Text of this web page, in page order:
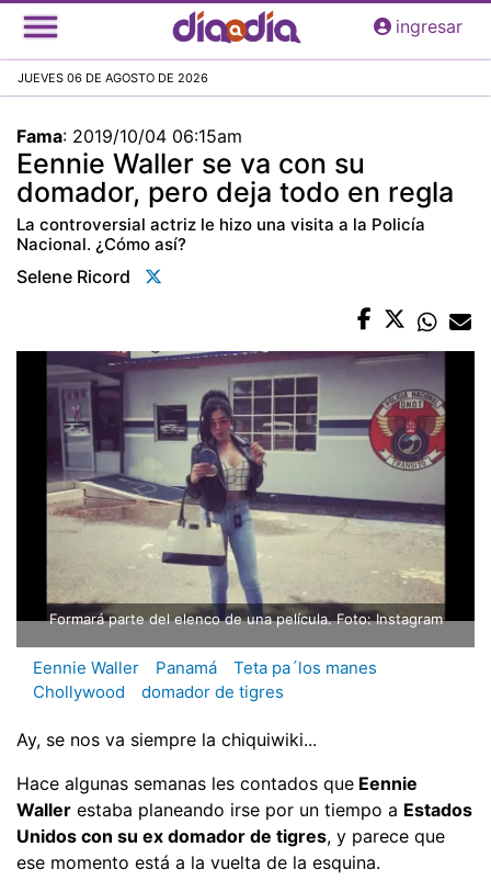
Pasar
al
principal
ingresar
JUEVES 06 DE AGOSTO DE 2026
Fama: 2019/10/04 06:15am
Eennie Waller se va con su
domador, pero deja todo en regla
La controversial actriz le hizo una visita a la Policía
Nacional. ¿Cómo así?
Selene Ricord
Formará parte del elenco de una película. Foto: Instagram
Eennie Waller Panamá
Teta pa´los manes
Chollywood
domador de tigres
Ay, se nos va siempre la chiquiwiki...
Hace algunas semanas les contados que Eennie
Waller estaba planeando irse por un tiempo a Estados
Unidos con su ex domador de tigres, y parece que
ese momento está a la vuelta de la esquina.